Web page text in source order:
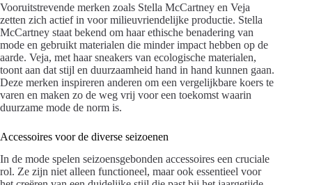
Vooruitstrevende merken zoals Stella McCartney en Veja
zetten zich actief in voor milieuvriendelijke productie. Stella
McCartney staat bekend om haar ethische benadering van
mode en gebruikt materialen die minder impact hebben op de
aarde. Veja, met haar sneakers van ecologische materialen,
toont aan dat stijl en duurzaamheid hand in hand kunnen gaan.
Deze merken inspireren anderen om een vergelijkbare koers te
varen en maken zo de weg vrij voor een toekomst waarin
duurzame mode de norm is.
Accessoires voor de diverse seizoenen
In de mode spelen seizoensgebonden accessoires een cruciale
rol. Ze zijn niet alleen functioneel, maar ook essentieel voor